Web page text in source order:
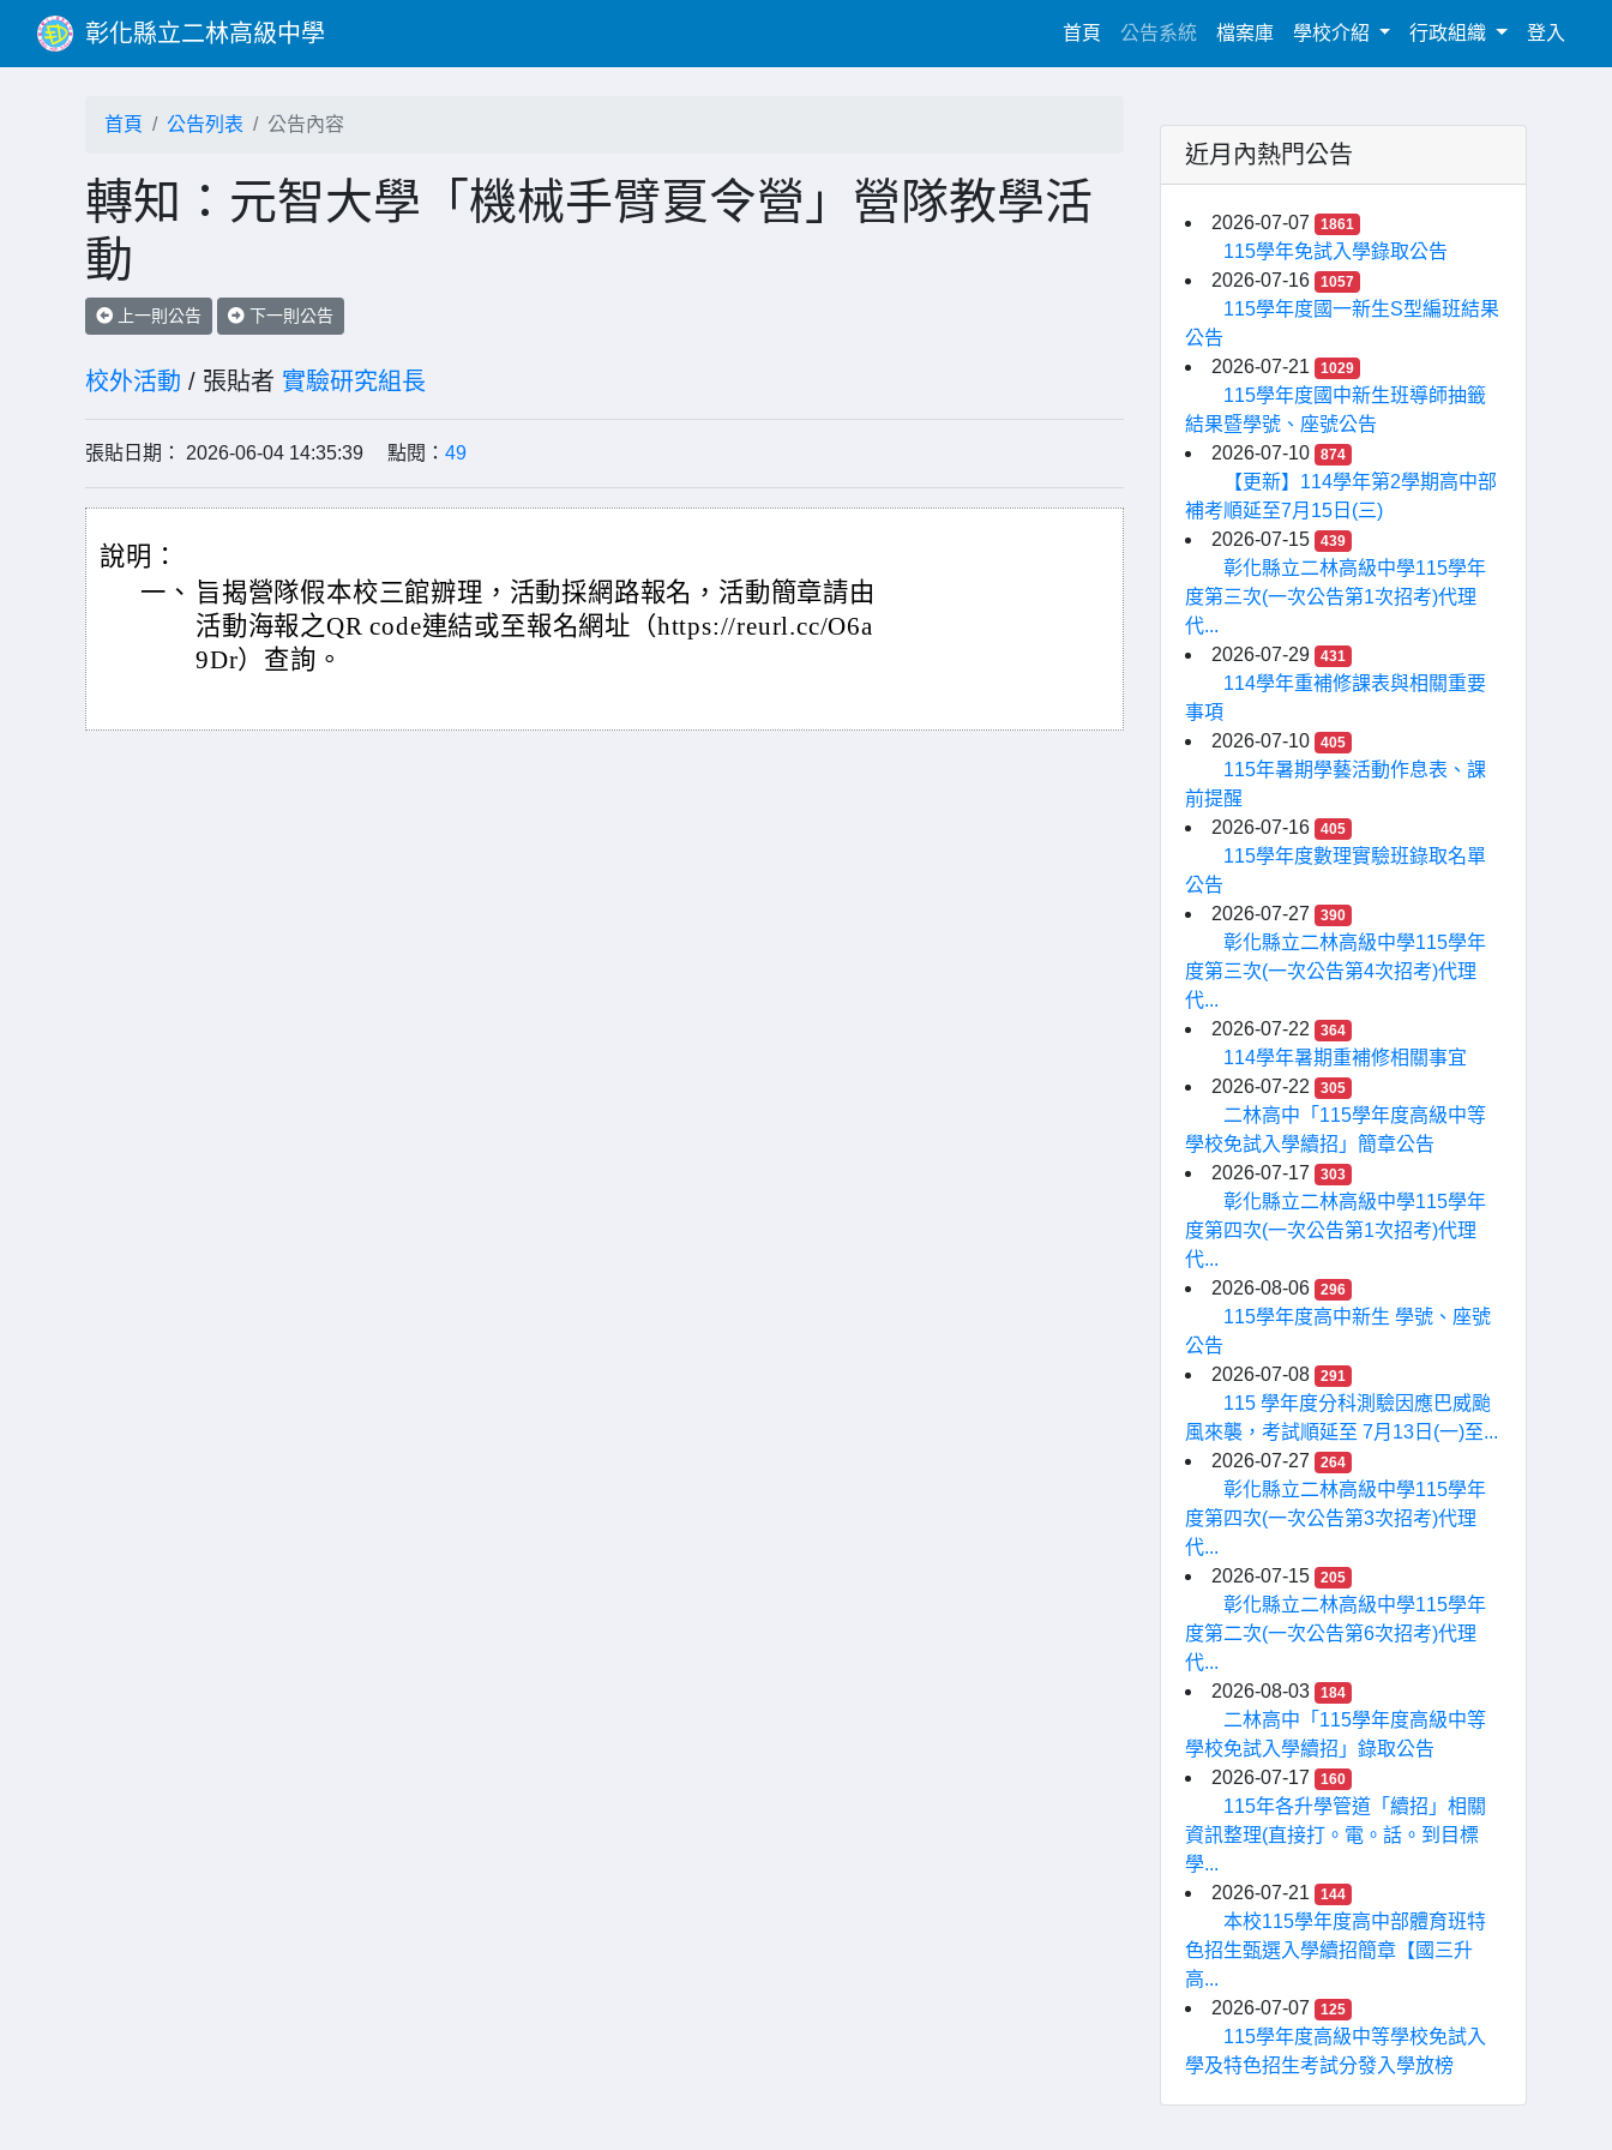
彰化縣立二林高級中學 首頁(current)
公告系統 檔案庫 學校介紹 行政組織 登入
首頁 公告列表 公告內容
轉知：元智大學「機械手臂夏令營」營隊教學活
動
上一則公告 下一則公告
校外活動 / 張貼者 實驗研究組長
張貼日期： 2026-06-04 14:35:39 點閱： 49
說明：
一、 旨揭營隊假本校三館辧理，活動採網路報名，活動簡章請由
活動海報之QR code連結或至報名網址（https://reurl.cc/O6a
9Dr）查詢。
近月內熱門公告
2026-07-07 1861
115學年免試入學錄取公告
2026-07-16
1057
115學年度國一新生S型編班結果
公告
2026-07-21
1029
115學年度國中新生班導師抽籤
結果暨學號、座號公告
2026-07-10
874
【更新】114學年第2學期高中部
補考順延至7月15日(三)
2026-07-15
439
彰化縣立二林高級中學115學年
度第三次(一次公告第1次招考)代理
代...
2026-07-29
431
114學年重補修課表與相關重要
事項
2026-07-10
405
115年暑期學藝活動作息表、課
前提醒
2026-07-16
405
115學年度數理實驗班錄取名單
公告
2026-07-27
390
彰化縣立二林高級中學115學年
度第三次(一次公告第4次招考)代理
代...
2026-07-22
364
114學年暑期重補修相關事宜
2026-07-22
305
二林高中「115學年度高級中等
學校免試入學續招」簡章公告
2026-07-17
303
彰化縣立二林高級中學115學年
度第四次(一次公告第1次招考)代理
代...
2026-08-06
296
115學年度高中新生 學號、座號
公告
2026-07-08
291
115 學年度分科測驗因應巴威颱
風來襲，考試順延至 7月13日(一)至...
2026-07-27
264
彰化縣立二林高級中學115學年
度第四次(一次公告第3次招考)代理
代...
2026-07-15
205
彰化縣立二林高級中學115學年
度第二次(一次公告第6次招考)代理
代...
2026-08-03
184
二林高中「115學年度高級中等
學校免試入學續招」錄取公告
2026-07-17
160
115年各升學管道「續招」相關
資訊整理(直接打。電。話。到目標
學...
2026-07-21
144
本校115學年度高中部體育班特
色招生甄選入學續招簡章【國三升
高...
2026-07-07
125
115學年度高級中等學校免試入
學及特色招生考試分發入學放榜